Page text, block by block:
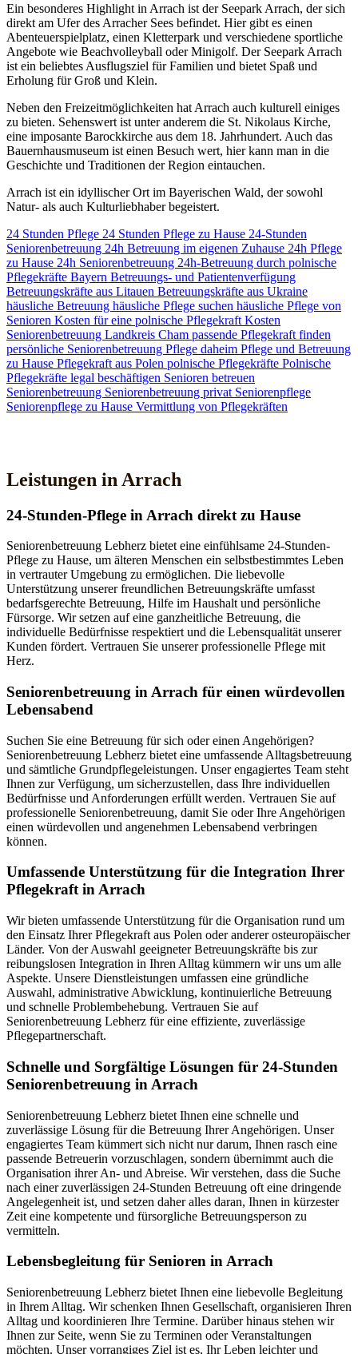
Ein besonderes Highlight in Arrach ist der Seepark Arrach, der sich
direkt am Ufer des Arracher Sees befindet. Hier gibt es einen
Abenteuerspielplatz, einen Kletterpark und verschiedene sportliche
Angebote wie Beachvolleyball oder Minigolf. Der Seepark Arrach
ist ein beliebtes Ausflugsziel für Familien und bietet Spaß und
Erholung für Groß und Klein.
Neben den Freizeitmöglichkeiten hat Arrach auch kulturell einiges
zu bieten. Sehenswert ist unter anderem die St. Nikolaus Kirche,
eine imposante Barockkirche aus dem 18. Jahrhundert. Auch das
Bauernhausmuseum ist einen Besuch wert, hier kann man in die
Geschichte und Traditionen der Region eintauchen.
Arrach ist ein idyllischer Ort im Bayerischen Wald, der sowohl
Natur- als auch Kulturliebhaber begeistert.
24 Stunden Pflege 24 Stunden Pflege zu Hause 24-Stunden
Seniorenbetreuung 24h Betreuung im eigenen Zuhause 24h Pflege
zu Hause 24h Seniorenbetreuung 24h-Betreuung durch polnische
Pflegekräfte Bayern Betreuungs- und Patientenverfügung
Betreuungskräfte aus Litauen Betreuungskräfte aus Ukraine
häusliche Betreuung häusliche Pflege suchen häusliche Pflege von
Senioren Kosten für eine polnische Pflegekraft Kosten
Seniorenbetreuung Landkreis Cham passende Pflegekraft finden
persönliche Seniorenbetreuung Pflege daheim Pflege und Betreuung
zu Hause Pflegekraft aus Polen polnische Pflegekräfte Polnische
Pflegekräfte legal beschäftigen Senioren betreuen
Seniorenbetreuung Seniorenbetreuung privat Seniorenpflege
Seniorenpflege zu Hause Vermittlung von Pflegekräften
Leistungen in Arrach
24-Stunden-Pflege in Arrach direkt zu Hause
Seniorenbetreuung Lebherz bietet eine einfühlsame 24-Stunden-
Pflege zu Hause, um älteren Menschen ein selbstbestimmtes Leben
in vertrauter Umgebung zu ermöglichen. Die liebevolle
Unterstützung unserer freundlichen Betreuungskräfte umfasst
bedarfsgerechte Betreuung, Hilfe im Haushalt und persönliche
Fürsorge. Wir setzen auf eine ganzheitliche Betreuung, die
individuelle Bedürfnisse respektiert und die Lebensqualität unserer
Kunden fördert. Vertrauen Sie unserer professionelle Pflege mit
Herz.
Senioren­betreuung in Arrach für einen würdevollen
Lebensabend
Suchen Sie eine Betreuung für sich oder einen Angehörigen?
Seniorenbetreuung Lebherz bietet eine umfassende Alltagsbetreuung
und sämtliche Grundpflegeleistungen. Unser engagiertes Team steht
Ihnen zur Verfügung, um sicherzustellen, dass Ihre individuellen
Bedürfnisse und Anforderungen erfüllt werden. Vertrauen Sie auf
professionelle Seniorenbetreuung, damit Sie oder Ihre Angehörigen
einen würdevollen und angenehmen Lebensabend verbringen
können.
Umfassende Unterstützung für die Integration Ihrer
Pflegekraft in Arrach
Wir bieten umfassende Unterstützung für die Organisation rund um
den Einsatz Ihrer Pflegekraft aus Polen oder anderer osteuropäischer
Länder. Von der Auswahl geeigneter Betreuungskräfte bis zur
reibungslosen Integration in Ihren Alltag kümmern wir uns um alle
Aspekte. Unsere Dienstleistungen umfassen eine gründliche
Auswahl, administrative Abwicklung, kontinuierliche Betreuung
und schnelle Problembehebung. Vertrauen Sie auf
Seniorenbetreuung Lebherz für eine effiziente, zuverlässige
Pflegepartnerschaft.
Schnelle und Sorgfältige Lösungen für 24-Stunden
Seniorenbetreuung in Arrach
Seniorenbetreuung Lebherz bietet Ihnen eine schnelle und
zuverlässige Lösung für die Betreuung Ihrer Angehörigen. Unser
engagiertes Team kümmert sich nicht nur darum, Ihnen rasch eine
passende Betreuerin vorzuschlagen, sondern übernimmt auch die
Organisation ihrer An- und Abreise. Wir verstehen, dass die Suche
nach einer zuverlässigen 24-Stunden Betreuung oft eine dringende
Angelegenheit ist, und setzen daher alles daran, Ihnen in kürzester
Zeit eine kompetente und fürsorgliche Betreuungsperson zu
vermitteln.
Lebensbegleitung für Senioren in Arrach
Seniorenbetreuung Lebherz bietet Ihnen eine liebevolle Begleitung
in Ihrem Alltag. Wir schenken Ihnen Gesellschaft, organisieren Ihren
Alltag und koordinieren Ihre Termine. Darüber hinaus stehen wir
Ihnen zur Seite, wenn Sie zu Terminen oder Veranstaltungen
möchten. Unser vorrangiges Ziel ist es, Ihr Leben leichter und